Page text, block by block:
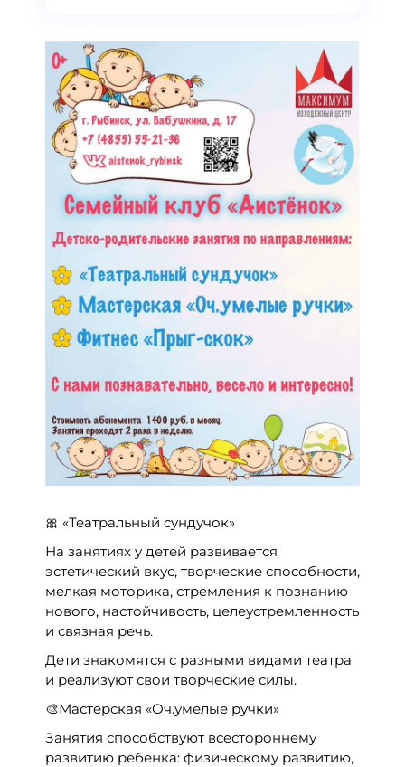
🎀 «Театральный сундучок»
На занятиях у детей развивается
эстетический вкус, творческие способности,
мелкая моторика, стремления к познанию
нового, настойчивость, целеустремленность
и связная речь.
Дети знакомятся с разными видами театра
и реализуют свои творческие силы.
🎨Мастерская «Оч.умелые ручки»
Занятия способствуют всестороннему
развитию ребенка: физическому развитию,